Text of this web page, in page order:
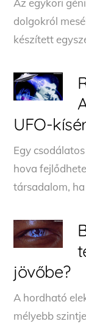
Az egykori
dolgokról
készített
UFO-
Egy
hova
társadalom,
jövőbe?
A hordható
mélyebb